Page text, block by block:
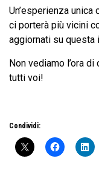
Un’esperienza
ci porterà più vicini
aggiornati su questa
Non vediamo l’ora
tutti voi!
Condividi: